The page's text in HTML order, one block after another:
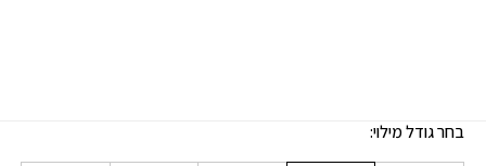
בחר גודל מילוי